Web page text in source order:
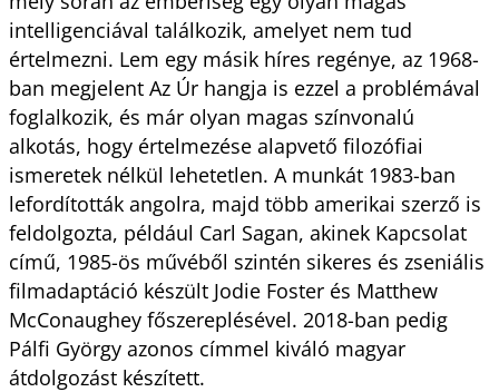
intelligen­ciával találkozik, amelyet nem tud
értelmezni. Lem egy másik híres regénye, az 1968-
ban megjelent Az Úr hangja is ezzel a problémával
foglalkozik, és már olyan magas színvonalú
alkotás, hogy értelmezése alapvető filozófiai
ismeretek nélkül lehetetlen. A munkát 1983-ban
lefordították angolra, majd több amerikai szerző is
feldolgozta, például Carl Sagan, akinek Kapcsolat
című, 1985-ös művéből szintén sikeres és zseniális
filmadaptáció készült Jodie Foster és Matthew
McConaughey főszereplésével. 2018-ban pedig
Pálfi György azonos címmel kiváló magyar
átdolgozást készített.